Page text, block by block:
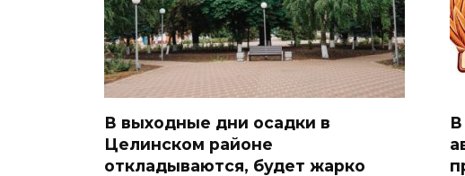
В выходные дни осадки в
Целинском районе
откладываются, будет жарко